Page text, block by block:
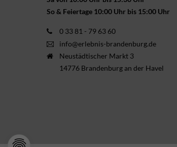
So & Feiertage 10:00 Uhr bis 15:00 Uhr
0 33 81 - 79 63 60
info@erlebnis-brandenburg.de
Neustädtischer Markt 3
14776 Brandenburg an der Havel